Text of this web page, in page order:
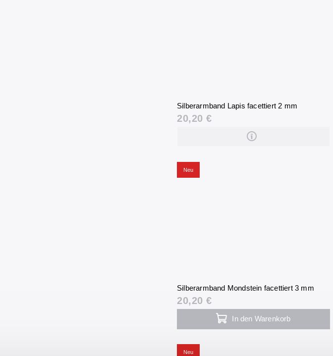
Silberarmband Lapis facettiert 2 mm
20,20 €
Neu
Silberarmband Mondstein facettiert 3 mm
20,20 €
In den Warenkorb
Neu